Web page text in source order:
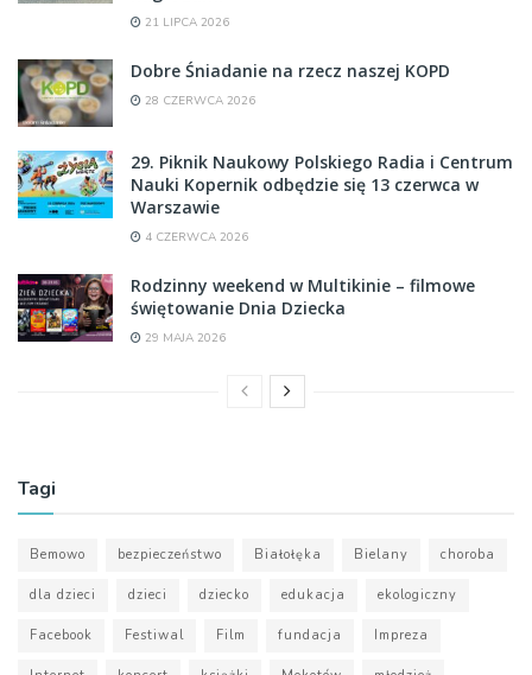
21 LIPCA 2026
Dobre Śniadanie na rzecz naszej KOPD
28 CZERWCA 2026
29. Piknik Naukowy Polskiego Radia i Centrum
Nauki Kopernik odbędzie się 13 czerwca w
Warszawie
4 CZERWCA 2026
Rodzinny weekend w Multikinie – filmowe
świętowanie Dnia Dziecka
29 MAJA 2026
Tagi
Bemowo bezpieczeństwo Białołęka Bielany choroba
dla dzieci dzieci dziecko edukacja ekologiczny
Facebook Festiwal Film fundacja Impreza